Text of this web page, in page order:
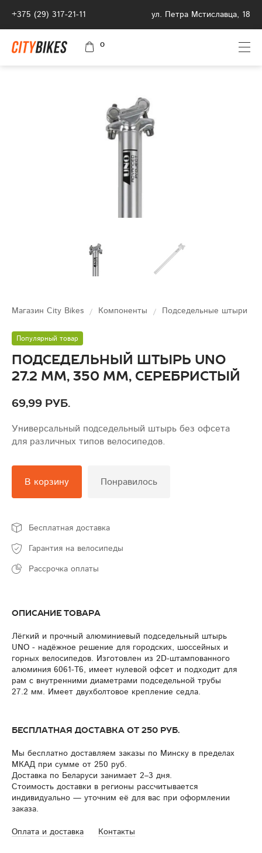
+375 (29) 317-21-11 ул. Петра Мстиславца, 18
0
Магазин City Bikes Компоненты Подседельные штыри
Популярный товар
Подседельный штырь UNO
27.2 мм, 350 мм, серебристый
69,99 руб.
Универсальный подседельный штырь без офсета
для различных типов велосипедов.
В корзину Понравилось
Бесплатная доставка
Гарантия на велосипеды
Рассрочка оплаты
Описание товара
Лёгкий и прочный алюминиевый подседельный штырь
UNO - надёжное решение для городских, шоссейных и
горных велосипедов. Изготовлен из 2D-штампованного
алюминия 6061-T6, имеет нулевой офсет и подходит для
рам с внутренними диаметрами подседельной трубы
27.2 мм. Имеет двухболтовое крепление седла.
Бесплатная доставка от 250 руб.
Мы бесплатно доставляем заказы по Минску в пределах
МКАД при сумме от 250 руб.
Доставка по Беларуси занимает 2–3 дня.
Стоимость доставки в регионы рассчитывается
индивидуально — уточним её для вас при оформлении
заказа.
Оплата и доставка Контакты